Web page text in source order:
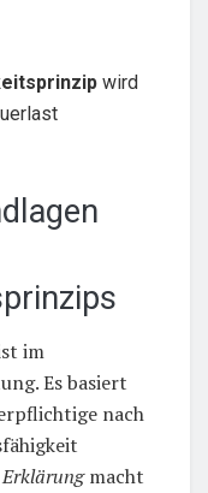
wird
im
Es basiert
nach
Erklärungmacht